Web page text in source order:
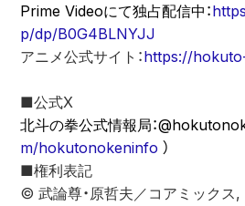
Prime Videoにて独占配信中：
p/dp/B0G4BLNYJJ
アニメ公式サイト：https://
■公式X
北斗の拳公式情報局：
m/hokutonokeninfo ）
■権利表記
© 武論尊・原哲夫／コアミックス,